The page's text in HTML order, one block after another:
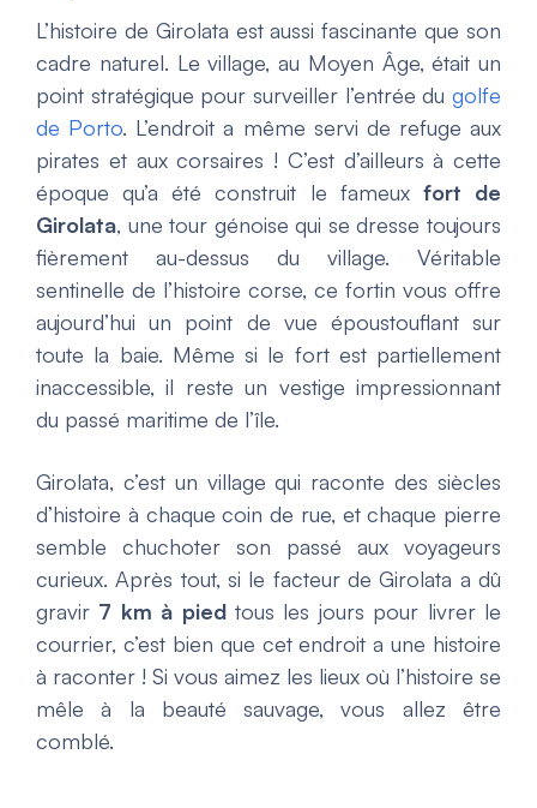
L’histoire de Girolata est aussi fascinante que son
cadre naturel. Le village, au Moyen Âge, était un
point stratégique pour surveiller l’entrée du golfe
de Porto. L’endroit a même servi de refuge aux
pirates et aux corsaires ! C’est d’ailleurs à cette
époque qu’a été construit le fameux fort de
Girolata, une tour génoise qui se dresse toujours
fièrement au-dessus du village. Véritable
sentinelle de l’histoire corse, ce fortin vous offre
aujourd’hui un point de vue époustouflant sur
toute la baie. Même si le fort est partiellement
inaccessible, il reste un vestige impressionnant
du passé maritime de l’île.
Girolata, c’est un village qui raconte des siècles
d’histoire à chaque coin de rue, et chaque pierre
semble chuchoter son passé aux voyageurs
curieux. Après tout, si le facteur de Girolata a dû
gravir 7 km à piedtous les jours pour livrer le
courrier, c’est bien que cet endroit a une histoire
à raconter ! Si vous aimez les lieux où l’histoire se
mêle à la beauté sauvage, vous allez être
comblé.